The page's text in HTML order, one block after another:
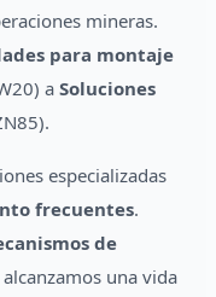
mineras.
para montaje
aSoluciones
especializadas
frecuentes.
de
una vida